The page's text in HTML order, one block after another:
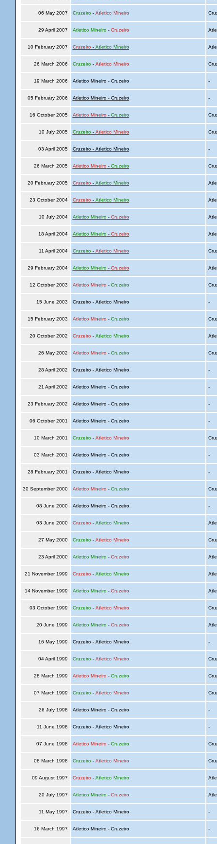
06 May 2007 Cruzeiro- Atletico Mineiro
29 April 2007 Atletico Mineiro- Cruzeiro
10 February 2007 Cruzeiro - Atletico Mineiro
26 March 2006 Cruzeiro- Atletico Mineiro
19 March 2006 Atletico Mineiro - Cruzeiro -
05 February 2006 Atletico Mineiro - Cruzeiro -
16 October 2005 Atletico Mineiro - Cruzeiro
10 July 2005 Cruzeiro- Atletico Mineiro
03 April 2005 Cruzeiro - Atletico Mineiro -
26 March 2005 Atletico Mineiro - Cruzeiro
20 February 2005 Cruzeiro - Atletico Mineiro
23 October 2004 Cruzeiro - Atletico Mineiro
10 July 2004 Atletico Mineiro- Cruzeiro
18 April 2004 Atletico Mineiro- Cruzeiro
11 April 2004 Cruzeiro- Atletico Mineiro
29 February 2004 Atletico Mineiro- Cruzeiro
12 October 2003 Atletico Mineiro - Cruzeiro
15 June 2003 Cruzeiro - Atletico Mineiro -
15 February 2003 Atletico Mineiro - Cruzeiro
20 October 2002 Cruzeiro - Atletico Mineiro
26 May 2002 Atletico Mineiro - Cruzeiro
28 April 2002 Cruzeiro - Atletico Mineiro -
21 April 2002 Atletico Mineiro - Cruzeiro -
23 February 2002 Atletico Mineiro - Cruzeiro -
06 October 2001 Atletico Mineiro - Cruzeiro -
10 March 2001 Cruzeiro- Atletico Mineiro
03 March 2001 Atletico Mineiro - Cruzeiro -
28 February 2001 Cruzeiro - Atletico Mineiro -
30 September 2000 Atletico Mineiro - Cruzeiro
08 June 2000 Atletico Mineiro - Cruzeiro -
03 June 2000 Cruzeiro - Atletico Mineiro
27 May 2000 Cruzeiro- Atletico Mineiro
23 April 2000 Atletico Mineiro- Cruzeiro
21 November 1999 Cruzeiro - Atletico Mineiro
14 November 1999 Atletico Mineiro- Cruzeiro
03 October 1999 Cruzeiro- Atletico Mineiro
20 June 1999 Atletico Mineiro- Cruzeiro
16 May 1999 Cruzeiro - Atletico Mineiro -
04 April 1999 Cruzeiro- Atletico Mineiro
28 March 1999 Atletico Mineiro - Cruzeiro
07 March 1999 Cruzeiro- Atletico Mineiro
26 July 1998 Atletico Mineiro - Cruzeiro -
11 June 1998 Cruzeiro - Atletico Mineiro -
07 June 1998 Atletico Mineiro - Cruzeiro
08 March 1998 Cruzeiro- Atletico Mineiro
09 August 1997 Cruzeiro - Atletico Mineiro
20 July 1997 Atletico Mineiro- Cruzeiro
11 May 1997 Cruzeiro - Atletico Mineiro -
16 March 1997 Atletico Mineiro - Cruzeiro -